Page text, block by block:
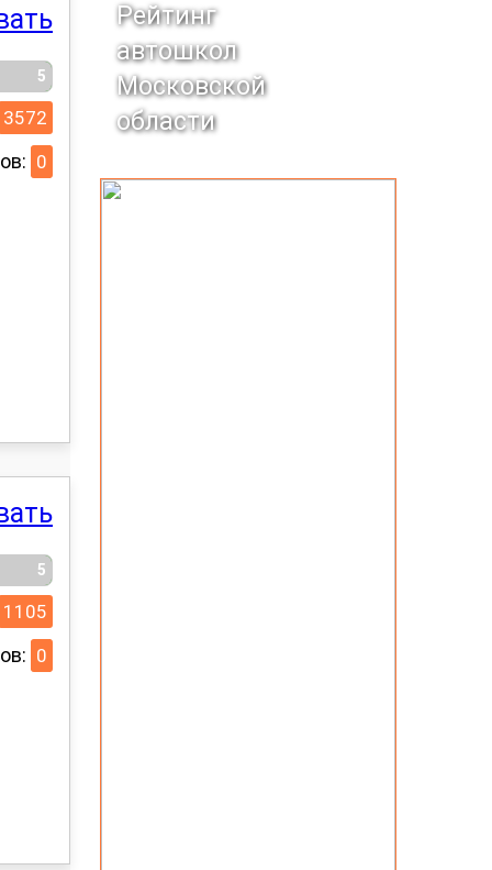
5
3572
0
5
1105
0
Рейтинг
автошкол
Московской
области